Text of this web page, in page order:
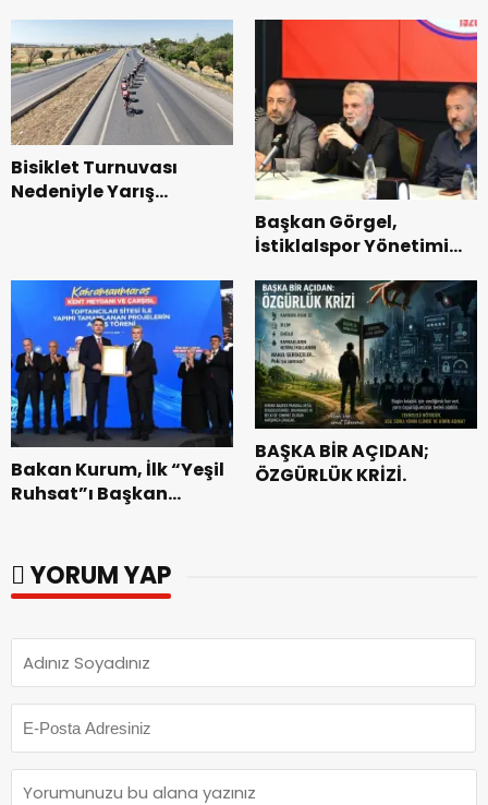
parkları ziyaret etti.
Bisiklet Turnuvası
Nedeniyle Yarış
Başkan Görgel,
İstiklalspor Yönetimi
Araya Geldi.
Bakan Kurum, İlk “Yeşil
Ruhsat”ı Başkan
BAŞKA BİR AÇIDAN;
ÖZGÜRLÜK KRİZİ.
YORUM YAP